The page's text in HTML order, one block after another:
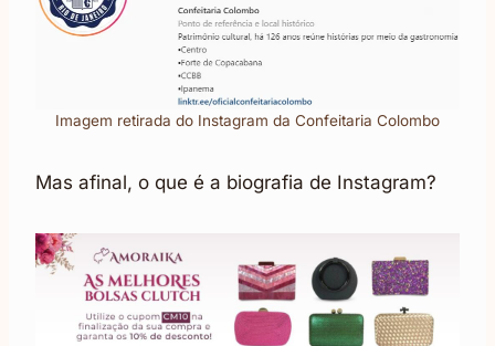
Imagem retirada do Instagram da Confeitaria Colombo
Mas afinal, o que é a biografia de Instagram?